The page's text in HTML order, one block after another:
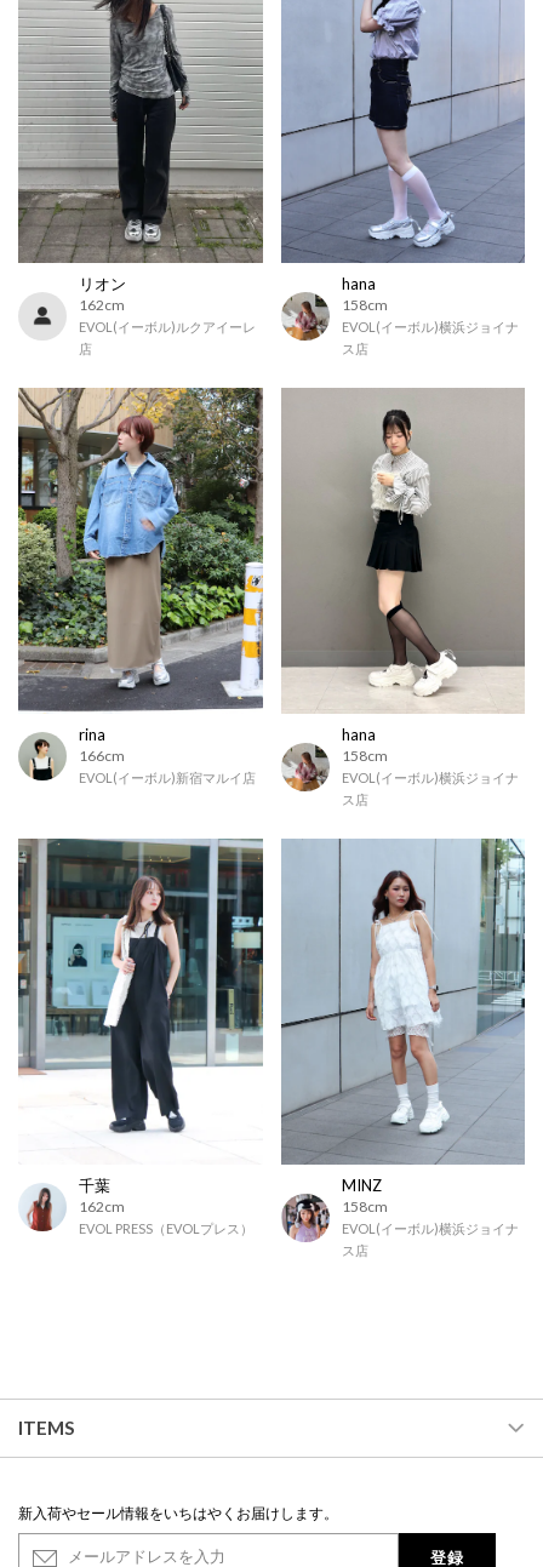
リオン
162cm
EVOL(イーボル)ルクアイーレ
店
hana
158cm
EVOL(イーボル)横浜ジョイナ
ス店
rina
166cm
EVOL(イーボル)新宿マルイ店
hana
158cm
EVOL(イーボル)横浜ジョイナ
ス店
千葉
162cm
EVOL PRESS（EVOLプレス）
MINZ
158cm
EVOL(イーボル)横浜ジョイナ
ス店
ITEMS
新入荷やセール情報をいちはやくお届けします。
登録